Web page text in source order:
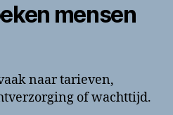
mensen
naar tarieven,
of wachttijd.